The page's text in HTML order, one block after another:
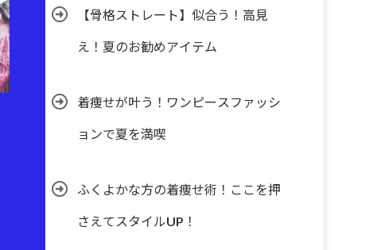
【骨格ストレート】似合う！高見
え！夏のお勧めアイテム
着痩せが叶う！ワンピースファッシ
ョンで夏を満喫
ふくよかな方の着痩せ術！ここを押
さえてスタイルUP！